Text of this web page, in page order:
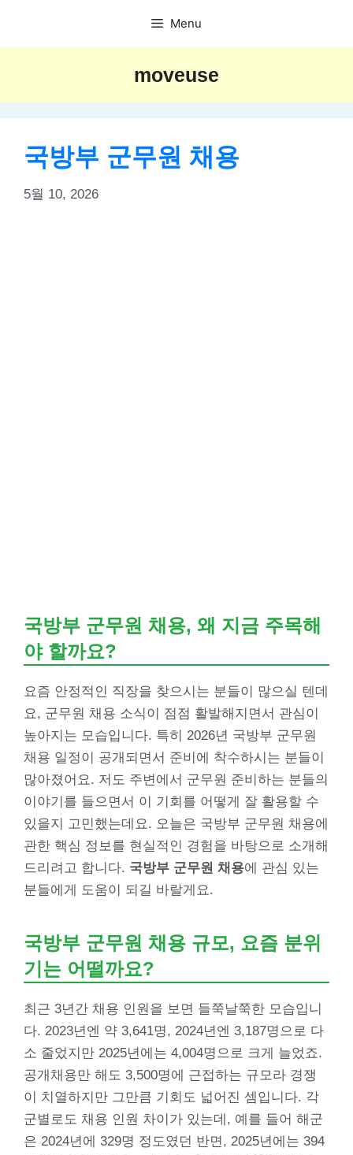
content
Menu
moveuse
국방부 군무원 채용
5월 10, 2026
국방부 군무원 채용, 왜 지금 주목해
야 할까요?
요즘 안정적인 직장을 찾으시는 분들이 많으실 텐데
요, 군무원 채용 소식이 점점 활발해지면서 관심이
높아지는 모습입니다. 특히 2026년 국방부 군무원
채용 일정이 공개되면서 준비에 착수하시는 분들이
많아졌어요. 저도 주변에서 군무원 준비하는 분들의
이야기를 들으면서 이 기회를 어떻게 잘 활용할 수
있을지 고민했는데요. 오늘은 국방부 군무원 채용에
관한 핵심 정보를 현실적인 경험을 바탕으로 소개해
드리려고 합니다. 국방부 군무원 채용에 관심 있는
분들에게 도움이 되길 바랄게요.
국방부 군무원 채용 규모, 요즘 분위
기는 어떨까요?
최근 3년간 채용 인원을 보면 들쭉날쭉한 모습입니
다. 2023년엔 약 3,641명, 2024년엔 3,187명으로 다
소 줄었지만 2025년에는 4,004명으로 크게 늘었죠.
공개채용만 해도 3,500명에 근접하는 규모라 경쟁
이 치열하지만 그만큼 기회도 넓어진 셈입니다. 각
군별로도 채용 인원 차이가 있는데, 예를 들어 해군
은 2024년에 329명 정도였던 반면, 2025년에는 394